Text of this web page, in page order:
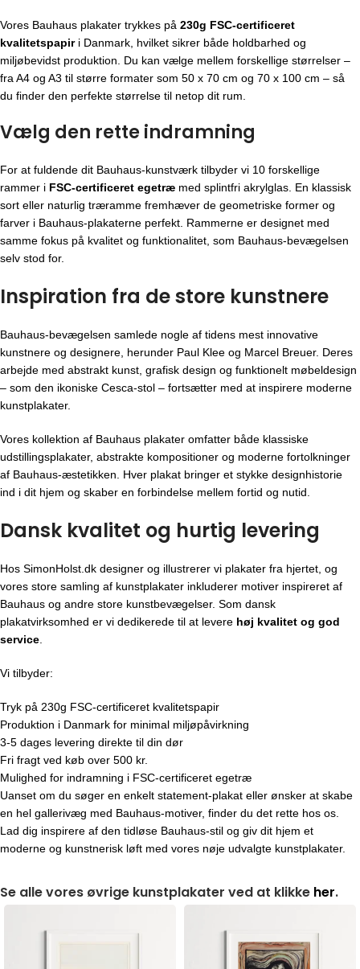
Vores Bauhaus plakater trykkes på 230g FSC-certificeret
kvalitetspapiri Danmark, hvilket sikrer både holdbarhed og
miljøbevidst produktion. Du kan vælge mellem forskellige størrelser –
fra A4 og A3 til større formater som 50 x 70 cm og 70 x 100 cm – så
du finder den perfekte størrelse til netop dit rum.
Vælg den rette indramning
For at fuldende dit Bauhaus-kunstværk tilbyder vi 10 forskellige
rammer i FSC-certificeret egetræ med splintfri akrylglas. En klassisk
sort eller naturlig træramme fremhæver de geometriske former og
farver i Bauhaus-plakaterne perfekt. Rammerne er designet med
samme fokus på kvalitet og funktionalitet, som Bauhaus-bevægelsen
selv stod for.
Inspiration fra de store kunstnere
Bauhaus-bevægelsen samlede nogle af tidens mest innovative
kunstnere og designere, herunder Paul Klee og Marcel Breuer. Deres
arbejde med abstrakt kunst, grafisk design og funktionelt møbeldesign
– som den ikoniske Cesca-stol – fortsætter med at inspirere moderne
kunstplakater.
Vores kollektion af Bauhaus plakater omfatter både klassiske
udstillingsplakater, abstrakte kompositioner og moderne fortolkninger
af Bauhaus-æstetikken. Hver plakat bringer et stykke designhistorie
ind i dit hjem og skaber en forbindelse mellem fortid og nutid.
Dansk kvalitet og hurtig levering
Hos SimonHolst.dk designer og illustrerer vi plakater fra hjertet, og
vores store samling af kunstplakater inkluderer motiver inspireret af
Bauhaus og andre store kunstbevægelser. Som dansk
plakatvirksomhed er vi dedikerede til at levere høj kvalitet og god
service
Vi tilbyder:
Tryk på 230g FSC-certificeret kvalitetspapir
Produktion i Danmark for minimal miljøpåvirkning
3-5 dages levering direkte til din dør
Fri fragt ved køb over 500 kr.
Mulighed for indramning i FSC-certificeret egetræ
Uanset om du søger en enkelt statement-plakat eller ønsker at skabe
en hel gallerivæg med Bauhaus-motiver, finder du det rette hos os.
Lad dig inspirere af den tidløse Bauhaus-stil og giv dit hjem et
moderne og kunstnerisk løft med vores nøje udvalgte kunstplakater.
Se alle vores øvrige kunstplakater ved at klikke her.